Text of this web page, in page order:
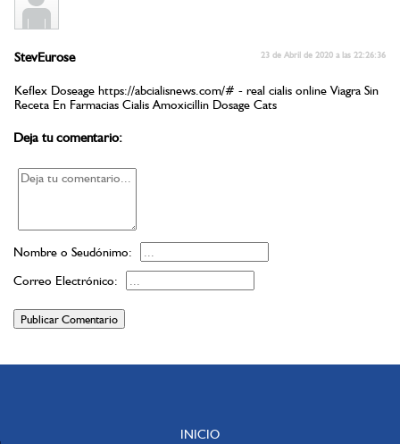
StevEurose 23 de Abril de 2020 a las 22:26:36
Keflex Doseage https://abcialisnews.com/# - real cialis online Viagra Sin
Receta En Farmacias Cialis Amoxicillin Dosage Cats
Deja tu comentario:
Nombre o Seudónimo:
Correo Electrónico:
Publicar Comentario
INICIO